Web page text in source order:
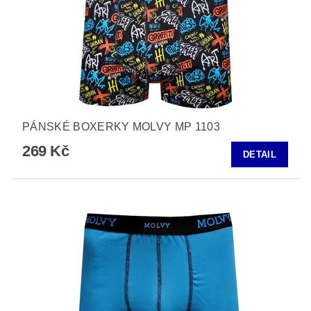
PÁNSKÉ BOXERKY MOLVY MP 1103
269 Kč DETAIL